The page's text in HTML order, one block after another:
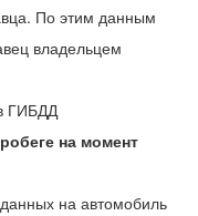
По этим данным
владельцем
ГИБДД
на момент
на автомобиль